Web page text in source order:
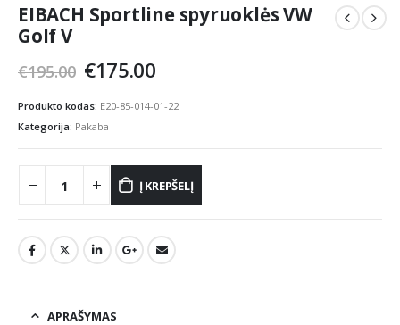
EIBACH Sportline spyruoklės VW
Golf V
€195.00 Original
was:
€195.00.
€175.00Current
is:
Produkto kodas: E20-85-014-01-22
Kategorija: Pakaba
Į KREPŠELĮ
APRAŠYMAS